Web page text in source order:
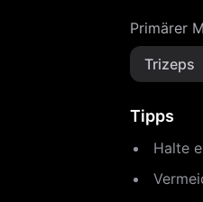
Primärer
Trizeps
Tipps
Halte